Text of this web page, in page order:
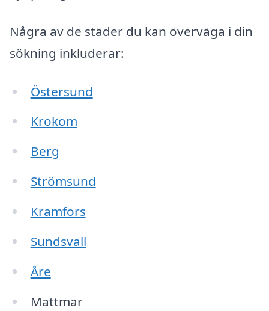
Några av de städer du kan överväga i din
sökning inkluderar:
Östersund
Krokom
Berg
Strömsund
Kramfors
Sundsvall
Åre
Mattmar